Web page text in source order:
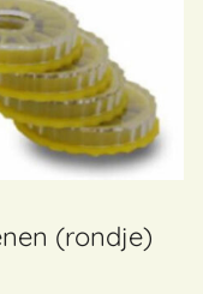
(rondje)